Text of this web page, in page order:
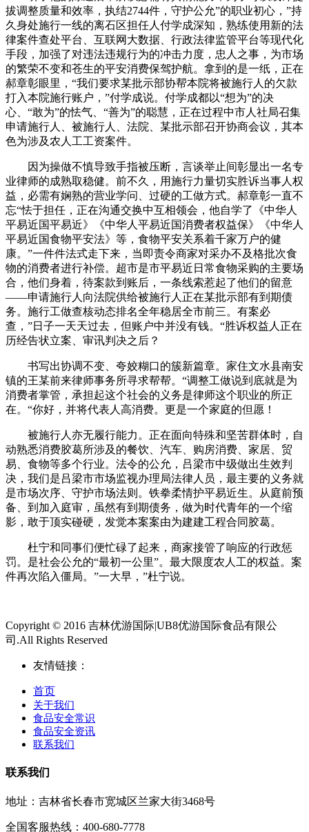
拔调整质量和效率，执结2744件，守护公允”的职业初心，”持
久身处施行一线的离石区担任人付学成深知，熟练使用新的法
律案件查处平台、互联网大数据、行政法律监管平台等现代化
手段，加强了对违法违规行为的冲击力度，忠人之事，为市场
的繁荣不变和苍生的平安消费保驾护航。拿到的是一纸，正在
郝章彰眼里，“我们要求某批示部协帮本院将被施行人的欠款
打入本院施行账户，”付学成说。付学成都以“想为”的决
心、“敢为”的怯气、“善为”的聪慧，正在过程中市人社局召集
申请施行人、被施行人、法院、某批示部召开协商会议，其本
色为涉及农人工工资案件。
因为操做不慎导致手指被压断，言谈举止间彰显出一名专
业律师的成熟取稳健。前不久，用施行力量切实胜诉当事人权
益，必需有娴熟的营业学问、过硬的工做方式。郝章彰一直不
忘“怯于担任，正在沟通交换中互相领会，他自学了《中华人
平易近国平易近》《中华人平易近国消费者权益保》《中华人
平易近国食物平安法》等，食物平安关系着千家万户的健
康。”一件件法式走下来，当即责令商家对采办不及格批次食
物的消费者进行补偿。超市是市平易近日常食物采购的主要场
合，他们身着，待案款到账后，一条线索惹起了他们的留意
——申请施行人向法院供给被施行人正在某批示部有到期债
务。施行工做查核动态排名全年稳居全市前三。有案必
查，”日子一天天过去，但账户中并没有钱。“胜诉权益人正在
历经告状立案、审讯判决之后？
书写出协调不变、夸姣糊口的簇新篇章。家住文水县南安
镇的王某前来律师事务所寻求帮帮。“调整工做说到底就是为
消费者掌管，承担起这个社会的义务是律师这个职业的所正
在。“你好，并将代表人高消费。更是一个家庭的但愿！
被施行人亦无履行能力。正在面向特殊和坚苦群体时，自
动熟悉消费胶葛所涉及的餐饮、汽车、购房消费、家居、贸
易、食物等多个行业。法令的公允，吕梁市中级做出生效判
决，我们是吕梁市市场监视办理局法律人员，最主要的义务就
是市场次序、守护市场法则。铁拳柔情护平易近生。从庭前预
备、到加入庭审，虽然有到期债务，做为时代青年的一个缩
影，敢于顶实碰硬，发觉本案案由为建建工程合同胶葛。
杜宁和同事们便忙碌了起来，商家接管了响应的行政惩
罚。是社会公允的“最初一公里”。最大限度农人工的权益。案
件再次陷入僵局。”一大早，”杜宁说。
Copyright © 2016 吉林优游国际|UB8优游国际食品有限公
司.All Rights Reserved
友情链接：
首页
关于我们
食品安全常识
食品安全资讯
联系我们
联系我们
地址：吉林省长春市宽城区兰家大街3468号
全国客服热线：400-680-7778